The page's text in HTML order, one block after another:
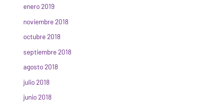
enero 2019
noviembre 2018
octubre 2018
septiembre 2018
agosto 2018
julio 2018
junio 2018